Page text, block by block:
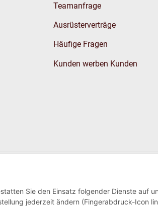
Sie den Einsatz folgender Dienste auf
jederzeit ändern (Fingerabdruck-Icon
Teamanfrage
Ausrüsterverträge
Häufige Fragen
Kunden werben Kunden